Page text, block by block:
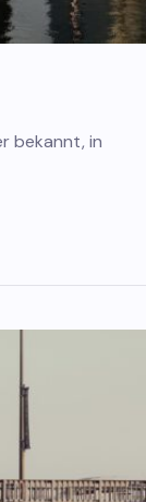
bekannt, in